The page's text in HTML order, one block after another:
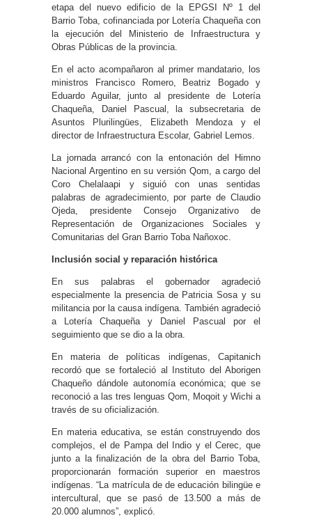
etapa del nuevo edificio de la EPGSI Nº 1 del
Barrio Toba, cofinanciada por Lotería Chaqueña con
la ejecución del Ministerio de Infraestructura y
Obras Públicas de la provincia.
En el acto acompañaron al primer mandatario, los
ministros Francisco Romero, Beatriz Bogado y
Eduardo Aguilar, junto al presidente de Lotería
Chaqueña, Daniel Pascual, la subsecretaria de
Asuntos Plurilingües, Elizabeth Mendoza y el
director de Infraestructura Escolar, Gabriel Lemos.
La jornada arrancó con la entonación del Himno
Nacional Argentino en su versión Qom, a cargo del
Coro Chelalaapi y siguió con unas sentidas
palabras de agradecimiento, por parte de Claudio
Ojeda, presidente Consejo Organizativo de
Representación de Organizaciones Sociales y
Comunitarias del Gran Barrio Toba Nañoxoc.
Inclusión social y reparación histórica
En sus palabras el gobernador agradeció
especialmente la presencia de Patricia Sosa y su
militancia por la causa indígena. También agradeció
a Lotería Chaqueña y Daniel Pascual por el
seguimiento que se dio a la obra.
En materia de políticas indígenas, Capitanich
recordó que se fortaleció al Instituto del Aborigen
Chaqueño dándole autonomía económica; que se
reconoció a las tres lenguas Qom, Moqoit y Wichi a
través de su oficialización.
En materia educativa, se están construyendo dos
complejos, el de Pampa del Indio y el Cerec, que
junto a la finalización de la obra del Barrio Toba,
proporcionarán formación superior en maestros
indígenas. “La matrícula de de educación bilingüe e
intercultural, que se pasó de 13.500 a más de
20.000 alumnos”, explicó.